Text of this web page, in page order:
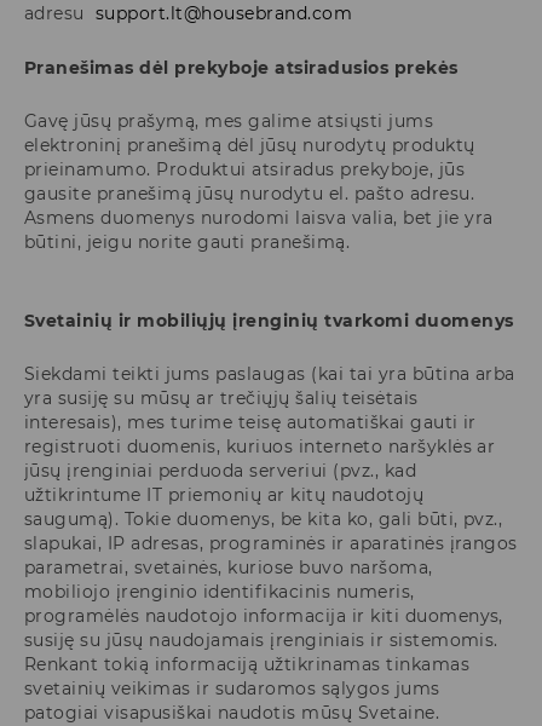
adresu support.lt@housebrand.com
Pranešimas dėl prekyboje atsiradusios prekės
Gavę jūsų prašymą, mes galime atsiųsti jums
elektroninį pranešimą dėl jūsų nurodytų produktų
prieinamumo. Produktui atsiradus prekyboje, jūs
gausite pranešimą jūsų nurodytu el. pašto adresu.
Asmens duomenys nurodomi laisva valia, bet jie yra
būtini, jeigu norite gauti pranešimą.
Svetainių ir mobiliųjų įrenginių tvarkomi duomenys
Siekdami teikti jums paslaugas (kai tai yra būtina arba
yra susiję su mūsų ar trečiųjų šalių teisėtais
interesais), mes turime teisę automatiškai gauti ir
registruoti duomenis, kuriuos interneto naršyklės ar
jūsų įrenginiai perduoda serveriui (pvz., kad
užtikrintume IT priemonių ar kitų naudotojų
saugumą). Tokie duomenys, be kita ko, gali būti, pvz.,
slapukai, IP adresas, programinės ir aparatinės įrangos
parametrai, svetainės, kuriose buvo naršoma,
mobiliojo įrenginio identifikacinis numeris,
programėlės naudotojo informacija ir kiti duomenys,
susiję su jūsų naudojamais įrenginiais ir sistemomis.
Renkant tokią informaciją užtikrinamas tinkamas
svetainių veikimas ir sudaromos sąlygos jums
patogiai visapusiškai naudotis mūsų Svetaine.